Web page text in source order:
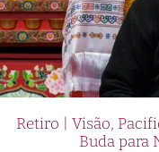
Retiro | Visão,
Buda para